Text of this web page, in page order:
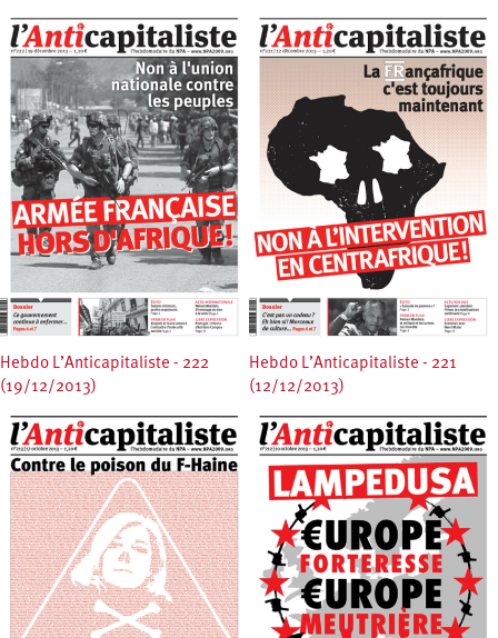
Hebdo L’Anticapitaliste - 222
(19/12/2013)
Hebdo L’Anticapitaliste - 221
(12/12/2013)